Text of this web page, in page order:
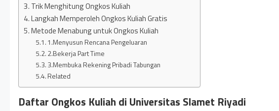
Trik Menghitung Ongkos Kuliah
Langkah Memperoleh Ongkos Kuliah Gratis
Metode Menabung untuk Ongkos Kuliah
1.Menyusun Rencana Pengeluaran
2.Bekerja Part Time
3.Membuka Rekening Pribadi Tabungan
Related
Daftar Ongkos Kuliah di Universitas Slamet Riyadi